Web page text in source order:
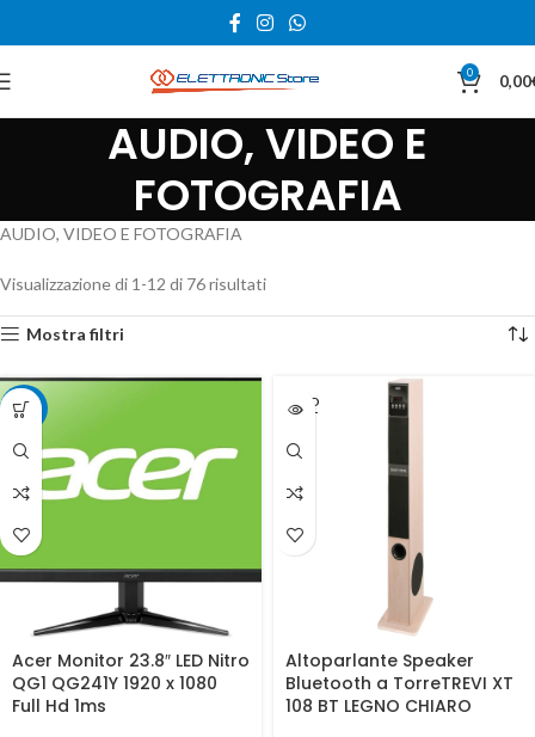
0 0,00
AUDIO, VIDEO E
FOTOGRAFIA
AUDIO, VIDEO E FOTOGRAFIA
Visualizzazione di 1-12 di 76 risultati
Mostra filtri
-12%
Acer Monitor 23.8″ LED Nitro
QG1 QG241Y 1920 x 1080
Full Hd 1ms
SOLD
OUT
Altoparlante Speaker
Bluetooth a TorreTREVI XT
108 BT LEGNO CHIARO